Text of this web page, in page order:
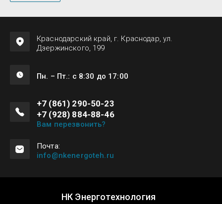
Краснодарский край, г. Краснодар, ул.
Дзержинского, 199
Пн. – Пт.: с 8:30 до 17:00
+7 (861) 290-50-23
+7 (928) 884-88-46
Вам перезвонить?
Почта:
info@nkenergoteh.ru
НК Энерготехнология